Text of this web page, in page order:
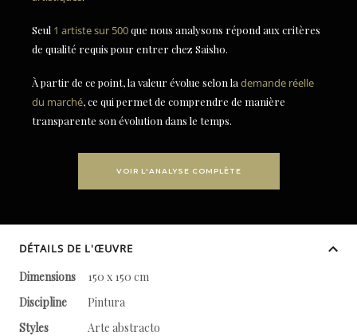
Seul 1 artiste sur 500que nous analysons répond aux critères
de qualité requis pour entrer chez Saisho.
À partir de ce point, la valeur évolue selon la demande réelle
du marché, ce qui permet de comprendre de manière
transparente son évolution dans le temps.
VOIR L'ANALYSE COMPLÈTE
DÉTAILS DE L'ŒUVRE
Dimensions
150 x 150 cm
Discipline
Pintura
Styles
Arte abstracto